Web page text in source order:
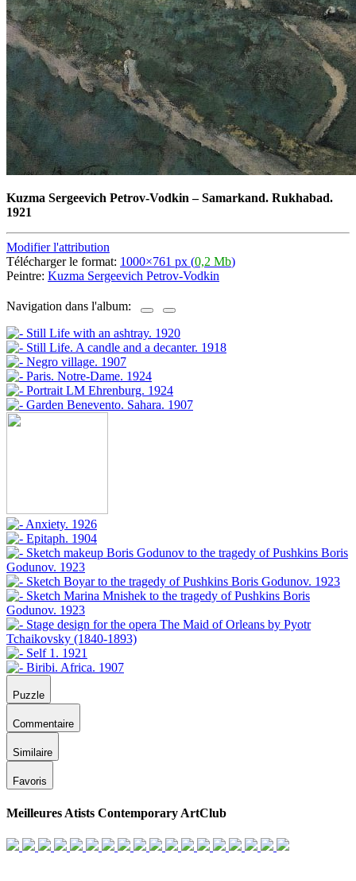
Kuzma Sergeevich Petrov-Vodkin –Samarkand. Rukhabad.
1921
Modifier l'attribution
Télécharger le format: 1000×761 px (0,2 Mb)
Peintre: Kuzma Sergeevich Petrov-Vodkin
Navigation dans l'album:
Puzzle
Commentaire
Similaire
Favoris
Meilleures Atists Contemporary ArtClub